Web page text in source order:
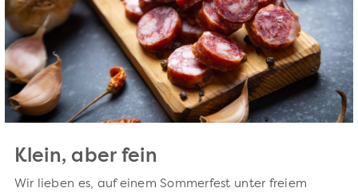
Klein, aber fein
Wir lieben es, auf einem Sommerfest unter freiem